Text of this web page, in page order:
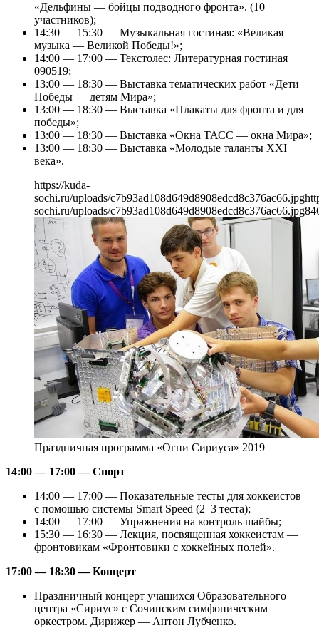
«Дельфины — бойцы подводного фронта». (10
участников);
14:30 — 15:30 — Музыкальная гостиная: «Великая
музыка — Великой Победы!»;
14:00 — 17:00 — Текстолес: Литературная гостиная
090519;
13:00 — 18:30 — Выставка тематических работ «Дети
Победы — детям Мира»;
13:00 — 18:30 — Выставка «Плакаты для фронта и для
победы»;
13:00 — 18:30 — Выставка «Окна ТАСС — окна Мира»;
13:00 — 18:30 — Выставка «Молодые таланты XXI
века».
https://kuda-
sochi.ru/uploads/c7b93ad108d649d8908edcd8c376ac66.jpg
sochi.ru/uploads/c7b93ad108d649d8908edcd8c376ac66.jpg
Праздничная программа «Огни Сириуса» 2019
14:00 — 17:00 — Спорт
14:00 — 17:00 — Показательные тесты для хоккеистов
с помощью системы Smart Speed (2–3 теста);
14:00 — 17:00 — Упражнения на контроль шайбы;
15:30 — 16:30 — Лекция, посвященная хоккеистам —
фронтовикам «Фронтовики с хоккейных полей».
17:00 — 18:30 — Концерт
Праздничный концерт учащихся Образовательного
центра «Сириус» с Сочинским симфоническим
оркестром. Дирижер — Антон Лубченко.